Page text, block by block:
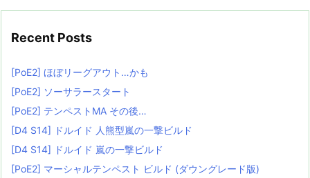
Recent Posts
[PoE2] ほぼリーグアウト…かも
[PoE2] ソーサラースタート
[PoE2] テンペストMA その後…
[D4 S14] ドルイド 人熊型嵐の一撃ビルド
[D4 S14] ドルイド 嵐の一撃ビルド
[PoE2] マーシャルテンペスト ビルド (ダウングレード版)